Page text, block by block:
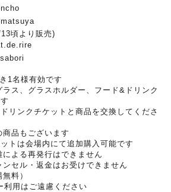
頃より販売)
1名様有効です
ラス、グラスホルダー、フード&ドリンク
リンクチケットと商品を交換してくださ
商品もございます
トは会場内にて追加購入可能です
による再発行はできません
ンセル・返金はお受けできません
料）
用はご遠慮ください